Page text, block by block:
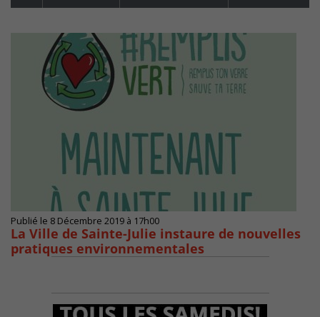
Publié le 8 Décembre 2019 à 17h00
La Ville de Sainte-Julie instaure de nouvelles
pratiques environnementales